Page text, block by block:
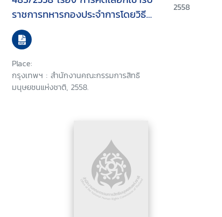
ราชการทหารกองประจำการโดยวิธี
สมัครใจตามพระราชบัญญัติรับ
ราชการทหาร พ.ศ. 2497
Place:
กรุงเทพฯ : สำนักงานคณะกรรมการสิทธิ
มนุษยชนแห่งชาติ, 2558.
2558